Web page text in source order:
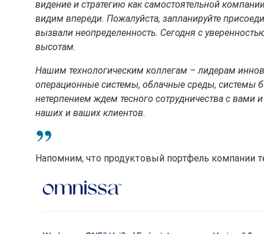
видение и стратегию как самостоятельной
видим впереди. Пожалуйста, запланируйте
вызвали неопределенность. Сегодня с
высотам.
Нашим технологическим коллегам – лидерам
операционные системы, облачные среды, системы
нетерпением ждем тесного сотрудничества с
наших и ваших клиентов.
Напомним, что продуктовый портфель компании